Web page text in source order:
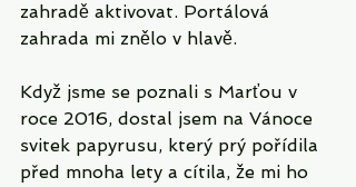
zahradě aktivovat. Portálová
zahrada mi znělo v hlavě.
Když jsme se poznali s Marťou v
roce 2016, dostal jsem na Vánoce
svitek papyrusu, který prý pořídila
před mnoha lety a cítila, že mi ho